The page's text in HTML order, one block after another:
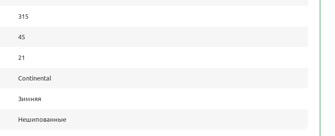
315
45
21
Continental
Зимняя
Нешипованные